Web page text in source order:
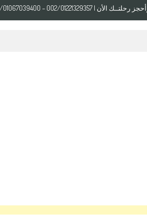
الأن | 002/01221329357 – 002/01067039400